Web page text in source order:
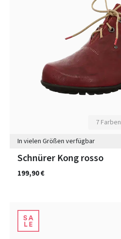
7 Farben
In vielen Größen verfügbar
Schnürer Kong rosso
199,90 €